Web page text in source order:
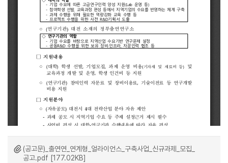
(공고문)_출연연_연계형_얼라이언스_구축사업_신규과제_모집_
공고.pdf [177.02KB]